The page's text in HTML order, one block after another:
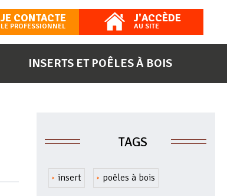
JE CONTACTE
LE PROFESSIONNEL
J'ACCÈDE
AU SITE
INSERTS ET POÊLES À BOIS
TAGS
insert poêles à bois